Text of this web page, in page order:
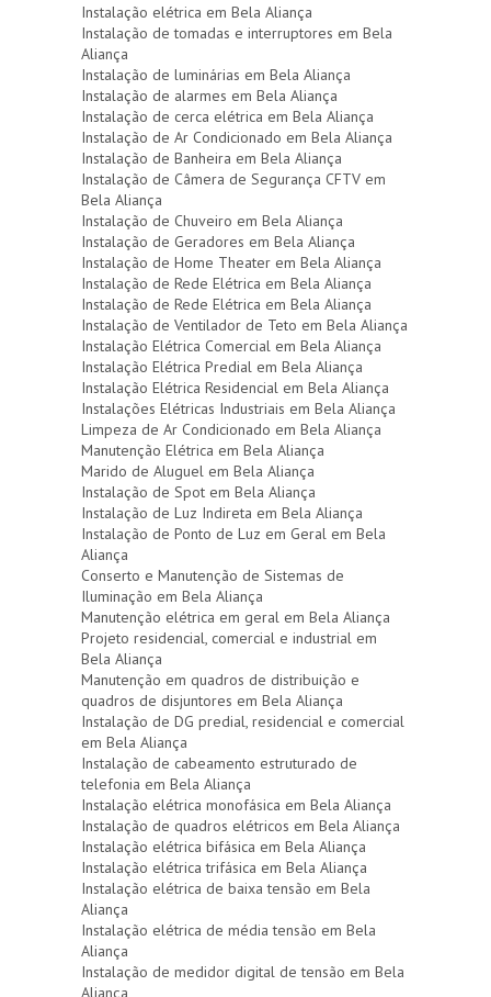
Instalação elétrica em Bela Aliança
Instalação de tomadas e interruptores em Bela
Aliança
Instalação de luminárias em Bela Aliança
Instalação de alarmes em Bela Aliança
Instalação de cerca elétrica em Bela Aliança
Instalação de Ar Condicionado em Bela Aliança
Instalação de Banheira em Bela Aliança
Instalação de Câmera de Segurança CFTV em
Bela Aliança
Instalação de Chuveiro em Bela Aliança
Instalação de Geradores em Bela Aliança
Instalação de Home Theater em Bela Aliança
Instalação de Rede Elétrica em Bela Aliança
Instalação de Rede Elétrica em Bela Aliança
Instalação de Ventilador de Teto em Bela Aliança
Instalação Elétrica Comercial em Bela Aliança
Instalação Elétrica Predial em Bela Aliança
Instalação Elétrica Residencial em Bela Aliança
Instalações Elétricas Industriais em Bela Aliança
Limpeza de Ar Condicionado em Bela Aliança
Manutenção Elétrica em Bela Aliança
Marido de Aluguel em Bela Aliança
Instalação de Spot em Bela Aliança
Instalação de Luz Indireta em Bela Aliança
Instalação de Ponto de Luz em Geral em Bela
Aliança
Conserto e Manutenção de Sistemas de
Iluminação em Bela Aliança
Manutenção elétrica em geral em Bela Aliança
Projeto residencial, comercial e industrial em
Bela Aliança
Manutenção em quadros de distribuição e
quadros de disjuntores em Bela Aliança
Instalação de DG predial, residencial e comercial
em Bela Aliança
Instalação de cabeamento estruturado de
telefonia em Bela Aliança
Instalação elétrica monofásica em Bela Aliança
Instalação de quadros elétricos em Bela Aliança
Instalação elétrica bifásica em Bela Aliança
Instalação elétrica trifásica em Bela Aliança
Instalação elétrica de baixa tensão em Bela
Aliança
Instalação elétrica de média tensão em Bela
Aliança
Instalação de medidor digital de tensão em Bela
Aliança